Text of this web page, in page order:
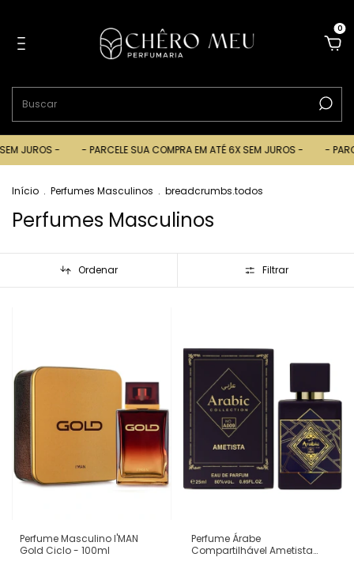
0
JUROS - - PARCELE SUA COMPRA EM ATÉ 6X SEM JUROS - -
Início . Perfumes Masculinos . breadcrumbs.todos
Perfumes Masculinos
Ordenar Filtrar
Perfume Masculino I'MAN
Gold Ciclo - 100ml
Perfume Árabe
Compartilhável Ametista